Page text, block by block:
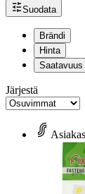
Suodata
Brändi
Hinta
Saatavuus
Järjestä